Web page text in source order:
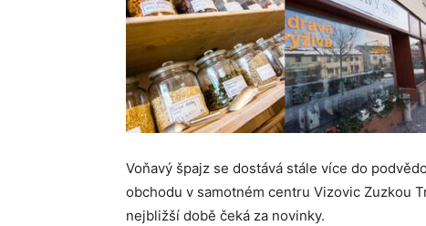
Voňavý špajz se dostává stále více do
obchodu v samotném centru Vizovic Zuzkou
nejbližší době čeká za novinky.